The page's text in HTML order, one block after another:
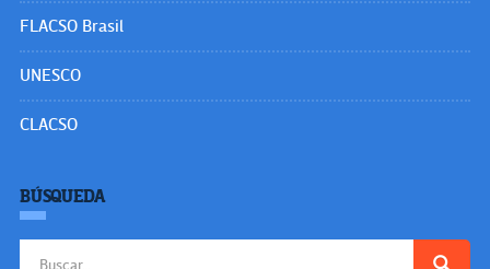
FLACSO Brasil
UNESCO
CLACSO
BÚSQUEDA